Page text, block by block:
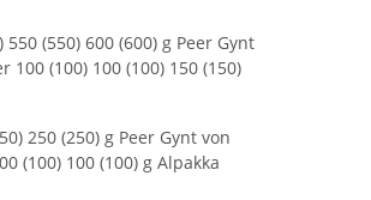
(550) 600 (600) g Peer Gynt
100 (100) 100 (100) 150 (150)
250 (250) g Peer Gynt von
(100) 100 (100) g Alpakka